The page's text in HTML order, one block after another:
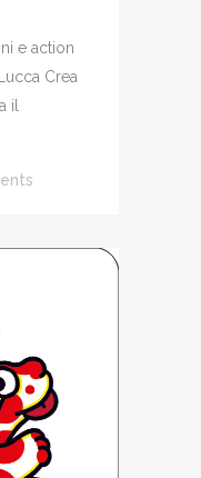
e action
Crea
il